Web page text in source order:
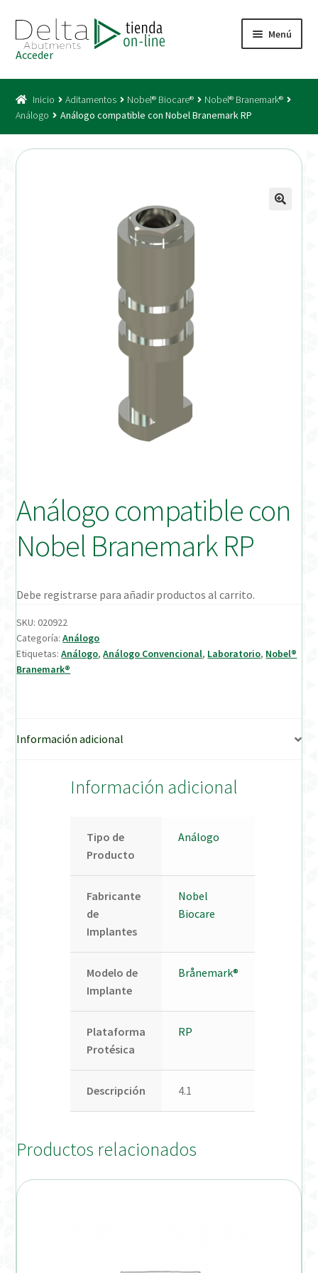
a
la
navegación
al
contenido
Menú
Acceso
Instrucciones de uso (ESP)
Mi cuenta
On-line Store
Productos Favoritos
Uso previsto
Verification Required
Acceder
Inicio Aditamentos Nobel® Biocare®
Nobel® Branemark®
Análogo
Análogo compatible con Nobel Branemark RP
Análogo compatible con
Nobel Branemark RP
Debe registrarse para añadir productos al carrito.
SKU:020922
Categoría:Análogo
Etiquetas:Análogo,Análogo Convencional, Laboratorio, Nobel®
Branemark®
Información adicional
Información adicional
Tipo de
Producto
Análogo
Fabricante
de
Implantes
Nobel
Biocare
Modelo de
Implante
Brånemark®
Plataforma
Protésica
RP
Descripción 4.1
Productos relacionados